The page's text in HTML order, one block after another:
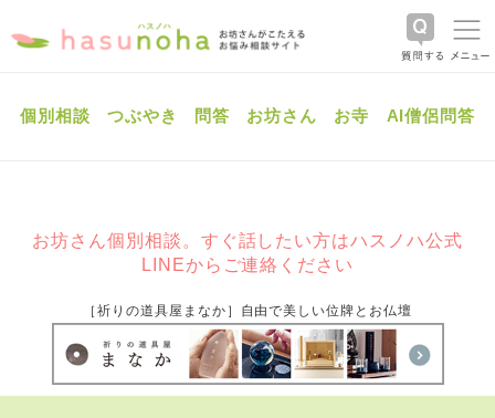
個別相談 つぶやき 問答 お坊さん お寺 AI僧侶問答
お坊さん個別相談。すぐ話したい方はハスノハ公式
LINEからご連絡ください
［祈りの道具屋まなか］自由で美しい位牌とお仏壇